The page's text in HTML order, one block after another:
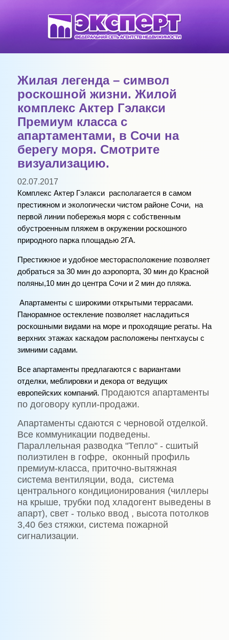
Жилая легенда – символ
роскошной жизни. Жилой
комплекс Актер Гэлакси
Премиум класса с
апартаментами, в Сочи на
берегу моря. Смотрите
визуализацию.
02.07.2017
Комплекс Актер Гэлакси располагается в самом
престижном и экологически чистом районе Сочи, на
первой линии побережья моря с собственным
обустроенным пляжем в окружении роскошного
природного парка площадью 2ГА.
Престижное и удобное месторасположение позволяет
добраться за 30 мин до аэропорта, 30 мин до Красной
поляны,10 мин до центра Сочи и 2 мин до пляжа.
Апартаменты с широкими открытыми террасами.
Панорамное остекление позволяет насладиться
роскошными видами на море и проходящие регаты. На
верхних этажах каскадом расположены пентхаусы с
зимними садами.
Все апартаменты предлагаются с вариантами
отделки, меблировки и декора от ведущих
европейских компаний. Продаются апартаменты
по договору купли-продажи.
Апартаменты сдаются с черновой отделкой.
Все коммуникации подведены.
Параллельная разводка "Тепло" - сшитый
полиэтилен в гофре, оконный профиль
премиум-класса, приточно-вытяжная
система вентиляции, вода, система
центрального кондиционирования (чиллеры
на крыше, трубки под хладогент выведены в
апарт), свет - только ввод , высота потолков
3,40 без стяжки, система пожарной
сигнализации.